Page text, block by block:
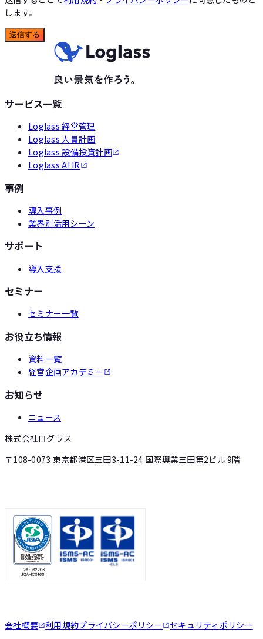
します。
送信する
サービス一覧
Loglass 経営管理
Loglass 人員計画
Loglass 設備投資計画
Loglass AI IR
事例
導入事例
業界別活用シーン
サポート
導入支援
セミナー
セミナー一覧
お役立ち情報
資料一覧
経営企画アカデミー
お知らせ
ニュース
株式会社ログラス
〒108-0073 東京都港区三田3-11-24 国際興業三田第2ビル 9階
会社概要 利用規約プライバシーポリシー
セキュリティポリシー